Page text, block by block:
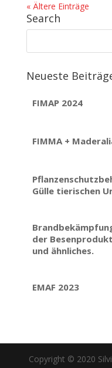
« Ältere Einträge
Search
Neueste
FIMAP 2024
FIMMA +
Gülle tierischen
der
und ähnliches.
EMAF 2023
Copyright © 2020